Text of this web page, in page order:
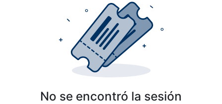
No se encontró la sesión